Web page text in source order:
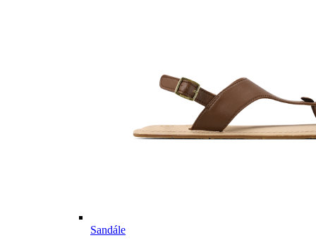
Sandále